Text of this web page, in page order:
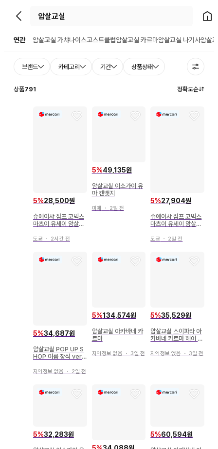
뒤로가기 홈으
연관 암살교실 가챠나이스고스트클럽암살교실 카르마암살교실 나기사암살
브랜드 카테고리 기간 상품상태
상품791 정확도순
5%28,500원
슈에이샤 점프 코믹스
마츠이 유세이 암살교
도쿄 ・ 2시간 전
5%49,135원
암살교실 이소가이 유
마 캔뱃지
미에 ・ 2일 전
5%27,904원
슈에이샤 점프 코믹스
마츠이 유세이 암살교
도쿄 ・ 2일 전
5%34,687원
암살교실 POP UP S
HOP 여름 장식 ver.
지역정보 없음 ・ 2일 전
5%134,574원
암살교실 아카바네 카
르마
지역정보 없음 ・ 3일 전
5%35,529원
암살교실 스이파라 아
카바네 카르마 헤어 클
지역정보 없음 ・ 3일 전
5%32,283원 5%60,594원